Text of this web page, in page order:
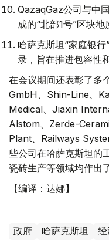
QazaqGaz公司与中
成的“北部1号”区块地
哈萨克斯坦“家庭银
录，旨在推进包容性
在会议期间还表彰了多
GmbH、Shin-Line、
Medical、Jiaxin
Alstom、Zerde-
Plant、Railways
些公司在哈萨克斯坦的
瓷砖生产等领域均作出
【编译：达娜】
政府 哈萨克斯坦